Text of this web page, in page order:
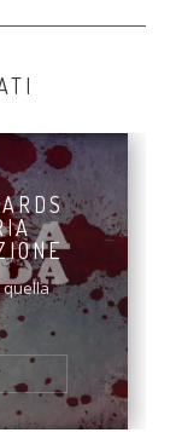
quella